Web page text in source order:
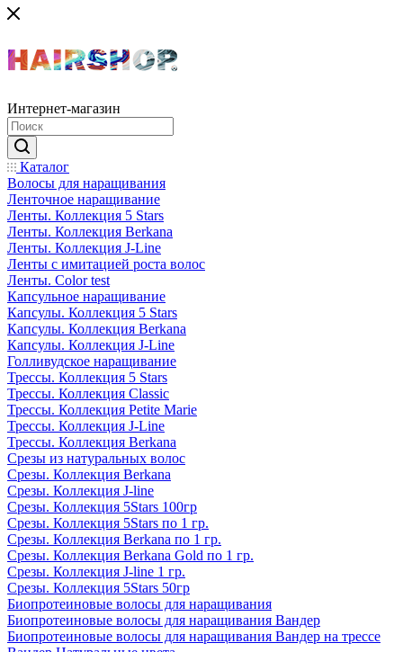
Интернет-магазин
Каталог
Волосы для наращивания
Ленточное наращивание
Ленты. Коллекция 5 Stars
Ленты. Коллекция Berkana
Ленты. Коллекция J-Line
Ленты с имитацией роста волос
Ленты. Color test
Капсульное наращивание
Капсулы. Коллекция 5 Stars
Капсулы. Коллекция Berkana
Капсулы. Коллекция J-Line
Голливудское наращивание
Трессы. Коллекция 5 Stars
Трессы. Коллекция Classic
Трессы. Коллекция Petite Marie
Трессы. Коллекция J-Line
Трессы. Коллекция Berkana
Срезы из натуральных волос
Срезы. Коллекция Berkana
Срезы. Коллекция J-line
Срезы. Коллекция 5Stars 100гр
Срезы. Коллекция 5Stars по 1 гр.
Срезы. Коллекция Berkana по 1 гр.
Срезы. Коллекция Berkana Gold по 1 гр.
Срезы. Коллекция J-line 1 гр.
Срезы. Коллекция 5Stars 50гр
Биопротеиновые волосы для наращивания
Биопротеиновые волосы для наращивания Вандер
Биопротеиновые волосы для наращивания Вандер на трессе